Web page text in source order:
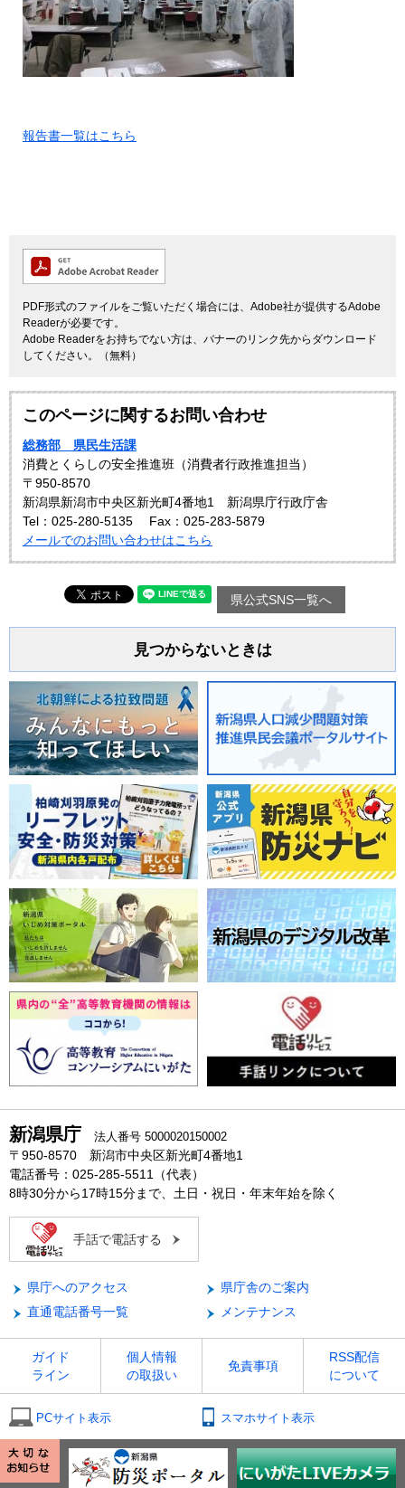
報告書一覧はこちら
PDF形式のファイルをご覧いただく場合には、Adobe社が提供するAdobe
Readerが必要です。
Adobe Readerをお持ちでない方は、バナーのリンク先からダウンロード
してください。（無料）
このページに関するお問い合わせ
総務部 県民生活課
消費とくらしの安全推進班（消費者行政推進担当）
〒950-8570
新潟県新潟市中央区新光町4番地1 新潟県庁行政庁舎
Tel：025-280-5135
Fax：025-283-5879
メールでのお問い合わせはこちら
県公式SNS一覧へ
見つからないときは
新潟県庁 法人番号 5000020150002
〒950-8570 新潟市中央区新光町4番地1
電話番号：025-285-5511（代表）
8時30分から17時15分まで、土日・祝日・年末年始を除く
手話で電話する
県庁へのアクセス
県庁舎のご案内
直通電話番号一覧
メンテナンス
ガイド
ライン
個人情報
の取扱い
免責事項
RSS配信
について
PCサイト表示 スマホサイト表示